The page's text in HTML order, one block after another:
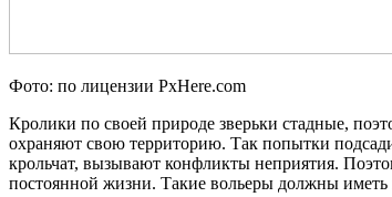
Фото: по лицензии PxHere.com
Кролики по своей природе зверьки стадные,
охраняют свою территорию. Так попытки
крольчат, вызывают конфликты неприятия.
постоянной жизни. Такие вольеры должны